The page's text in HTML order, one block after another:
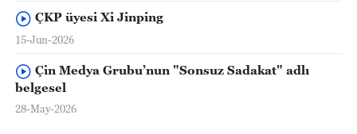
ÇKP üyesi Xi Jinping
15-Jun-2026
Çin Medya Grubu’nun "Sonsuz Sadakat" adlı
belgesel
28-May-2026